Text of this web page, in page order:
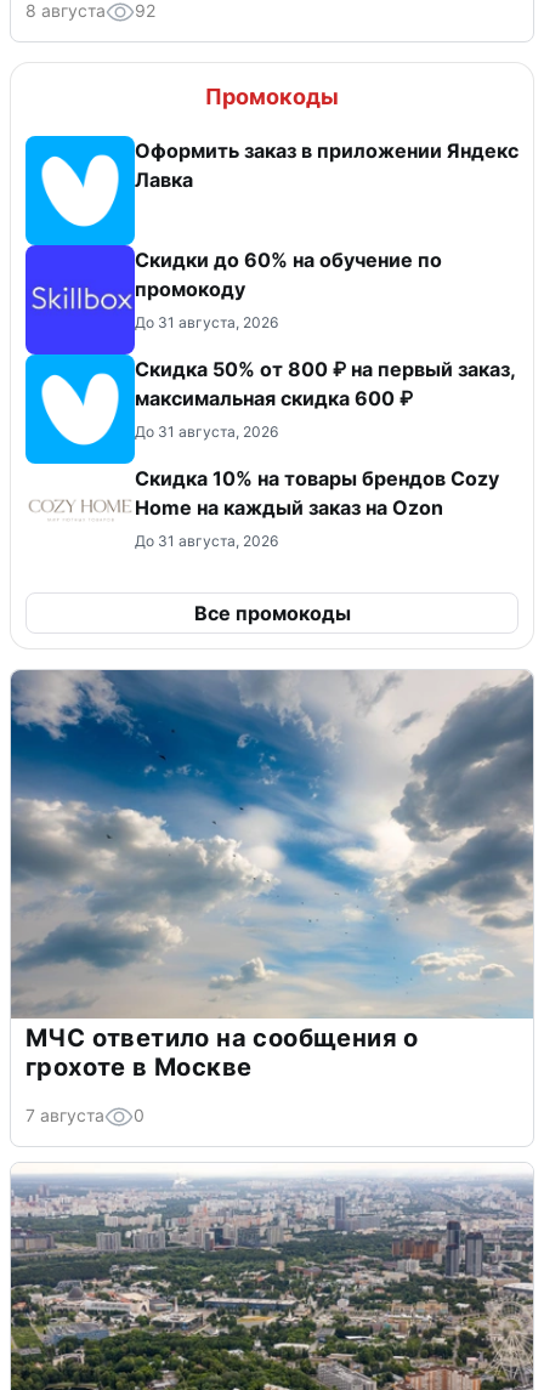
8 августа 92
Промокоды
Оформить заказ в приложении Яндекс
Лавка
Скидки до 60% на обучение по
промокоду
До 31 августа, 2026
Скидка 50% от 800 ₽ на первый заказ,
максимальная скидка 600 ₽
До 31 августа, 2026
Скидка 10% на товары брендов Cozy
Home на каждый заказ на Оzon
До 31 августа, 2026
Все промокоды
МЧС ответило на сообщения о
грохоте в Москве
7 августа 0